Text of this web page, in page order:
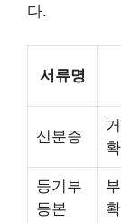
다.
서류명
신분증
등기부
등본